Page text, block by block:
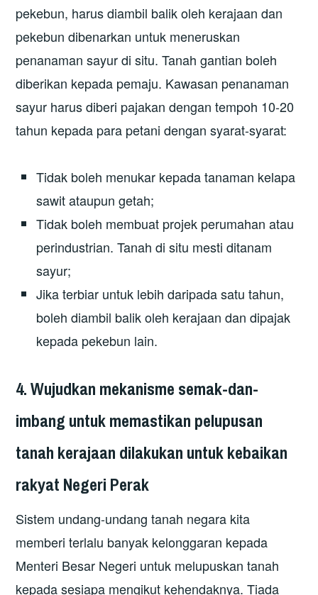
pekebun, harus diambil balik oleh kerajaan dan
pekebun dibenarkan untuk meneruskan
penanaman sayur di situ. Tanah gantian boleh
diberikan kepada pemaju. Kawasan penanaman
sayur harus diberi pajakan dengan tempoh 10-20
tahun kepada para petani dengan syarat-syarat:
Tidak boleh menukar kepada tanaman kelapa
sawit ataupun getah;
Tidak boleh membuat projek perumahan atau
perindustrian. Tanah di situ mesti ditanam
sayur;
Jika terbiar untuk lebih daripada satu tahun,
boleh diambil balik oleh kerajaan dan dipajak
kepada pekebun lain.
4. Wujudkan mekanisme semak-dan-
imbang untuk memastikan pelupusan
tanah kerajaan dilakukan untuk kebaikan
rakyat Negeri Perak
Sistem undang-undang tanah negara kita
memberi terlalu banyak kelonggaran kepada
Menteri Besar Negeri untuk melupuskan tanah
kepada sesiapa mengikut kehendaknya. Tiada